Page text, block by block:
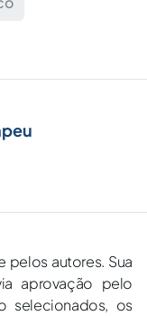
autores. Sua
aprovação pelo
selecionados, os